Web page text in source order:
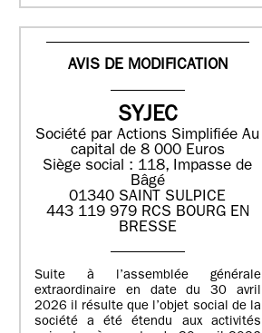
AVIS DE MODIFICATION
SYJEC
Société par Actions SimplifiéeAu
capital de 8 000 Euros
Siège social : 118, Impasse de
Bâgé
01340 SAINT SULPICE
443 119 979 RCS BOURG EN
BRESSE
Suite à l’assemblée générale
extraordinaire en date du 30 avril
2026 il résulte que l’objet social de la
société a été étendu aux activités